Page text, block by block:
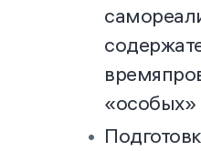
«особых»